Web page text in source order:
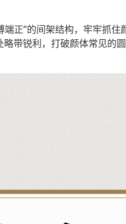
”的间架结构，牢牢抓住
锐利，打破颜体常见的